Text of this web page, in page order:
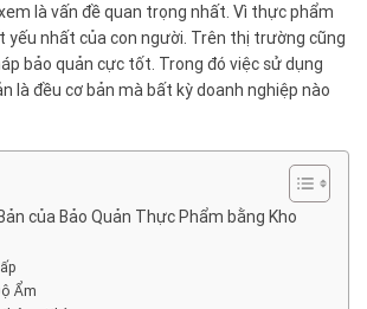
là vấn đề quan trọng nhất. Vì thực phẩm
yếu nhất của con người. Trên thị trường cũng
bảo quản cực tốt. Trong đó việc sử dụng
là đều cơ bản mà bất kỳ doanh nghiệp nào
của Bảo Quản Thực Phẩm bằng Kho
Ẩm